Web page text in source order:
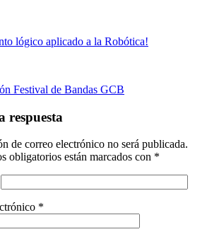
lógico aplicado a la Robótica!
Festival de Bandas GCB
respuesta
de correo electrónico no será publicada.
obligatorios están marcados con *
*